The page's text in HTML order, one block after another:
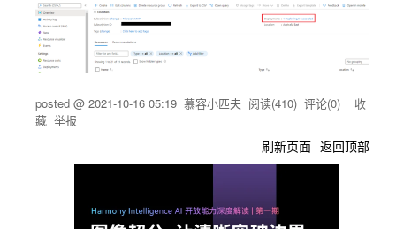
posted @ 2021-10-16 05:19 慕容小匹夫 阅读(410) 评论(0) 收
藏 举报
刷新页面 返回顶部